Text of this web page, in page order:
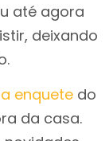
até agora
deixando
enquete do
da casa.